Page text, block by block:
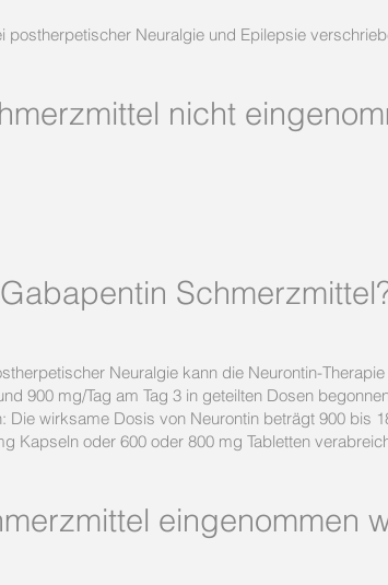
Neuralgie und Epilepsie
nicht
Neuralgie kann die Neurontin-
900 mg/Tag am Tag 3 in geteilten Dosen
Die wirksame Dosis von Neurontin beträgt 900 bis
Kapseln oder 600 oder 800 mg Tabletten
eingenommen